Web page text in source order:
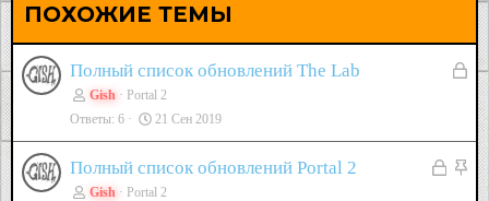
ПОХОЖИЕ ТЕМЫ
З
Полный список обновлений The Lab
Gish
Portal 2
Ответы 6 21 Сен 2019
З
З
Полный список обновлений Portal 2
Gish
Portal 2